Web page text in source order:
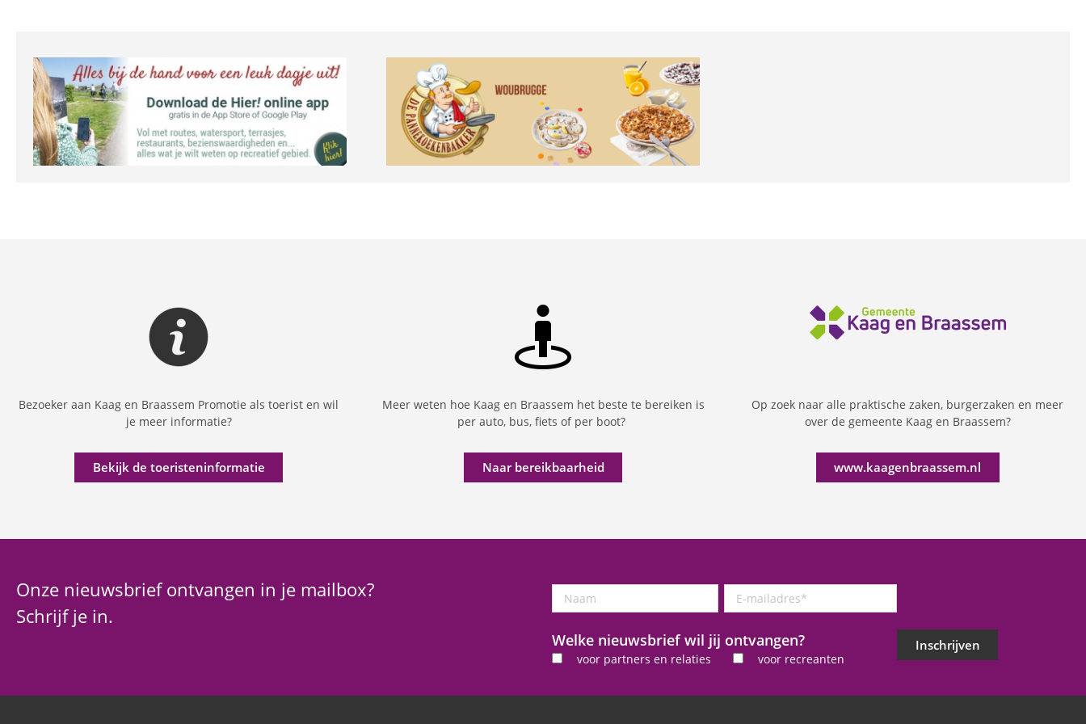
Bezoeker aan Kaag en Braassem Promotie als toerist en wil
je meer informatie?
Bekijk de toeristeninformatie
Meer weten hoe Kaag en Braassem het beste te bereiken is
per auto, bus, fiets of per boot?
Naar bereikbaarheid
Op zoek naar alle praktische zaken, burgerzaken en meer
over de gemeente Kaag en Braassem?
www.kaagenbraassem.nl
Onze nieuwsbrief ontvangen in je mailbox?
Schrijf je in.
Naam
mailadres
Welke nieuwsbrief wil jij ontvangen?
voor partners en relaties voor recreanten
Inschrijven